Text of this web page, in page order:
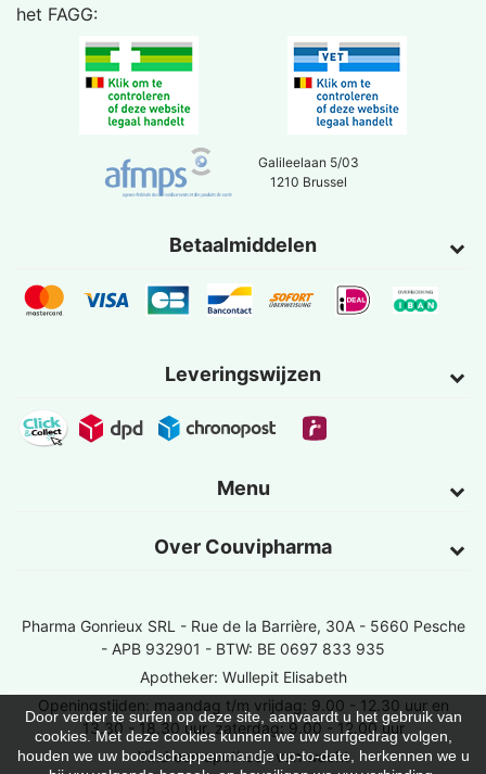
het FAGG:
Galileelaan 5/03
1210 Brussel
Betaalmiddelen
Leveringswijzen
Menu
Over Couvipharma
Door verder te surfen op deze site, aanvaardt u het gebruik van
cookies. Met deze cookies kunnen we uw surfgedrag volgen,
houden we uw boodschappenmandje up-to-date, herkennen we u
Pharma Gonrieux SRL - Rue de la Barrière, 30A - 5660 Pesche
- APB 932901 - BTW: BE 0697 833 935
Apotheker: Wullepit Elisabeth
Openingstijden: maandag t/m vrijdag: 9.00 - 12.30 uur en
13.30 - 18.30 uur, zaterdag: 9.00 - 12.00 uur
Vind een apotheek van wacht